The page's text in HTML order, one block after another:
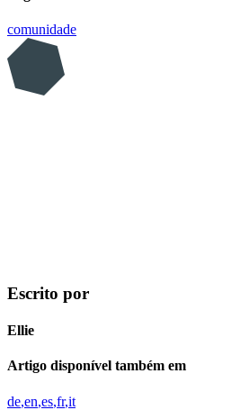
comunidade
Escrito por
Ellie
Artigo disponível também em
de en es fr it